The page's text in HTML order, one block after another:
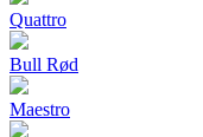
Quattro
Bull Rød
Maestro